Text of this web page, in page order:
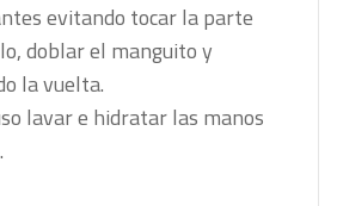
evitando tocar la parte
doblar el manguito y
la vuelta.
lavar e hidratar las manos